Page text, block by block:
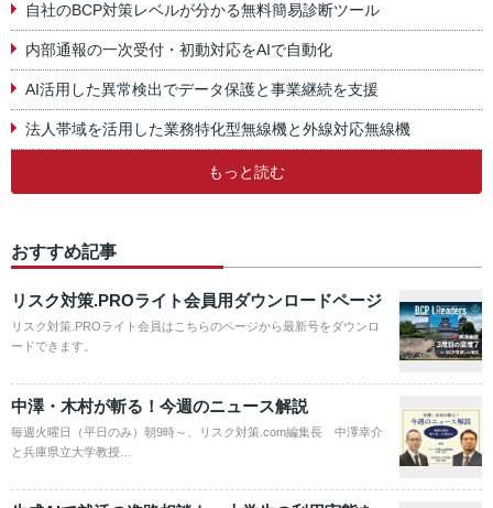
自社のBCP対策レベルが分かる無料簡易診断ツール
内部通報の一次受付・初動対応をAIで自動化
AI活用した異常検出でデータ保護と事業継続を支援
法人帯域を活用した業務特化型無線機と外線対応無線機
もっと読む
おすすめ記事
リスク対策.PROライト会員用ダウンロードページ
リスク対策.PROライト会員はこちらのページから最新号をダウンロ
ードできます。
中澤・木村が斬る！今週のニュース解説
毎週火曜日（平日のみ）朝9時～、リスク対策.com編集長 中澤幸介
と兵庫県立大学教授…